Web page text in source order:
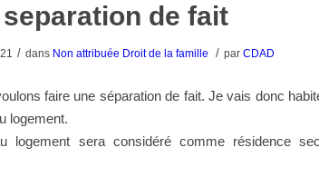
separation de fait
/ dans Non attribuée Droit de la famille / par CDAD
faire une séparation de fait. Je vais donc
logement.
logement sera considéré comme résidence